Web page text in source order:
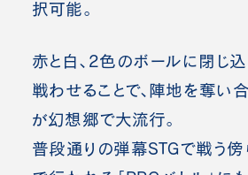
択可能。
赤と白、2色のボールに閉じ
戦わせることで、陣地を奪い合
が幻想郷で大流行。
普段通りの弾幕STGで戦う傍